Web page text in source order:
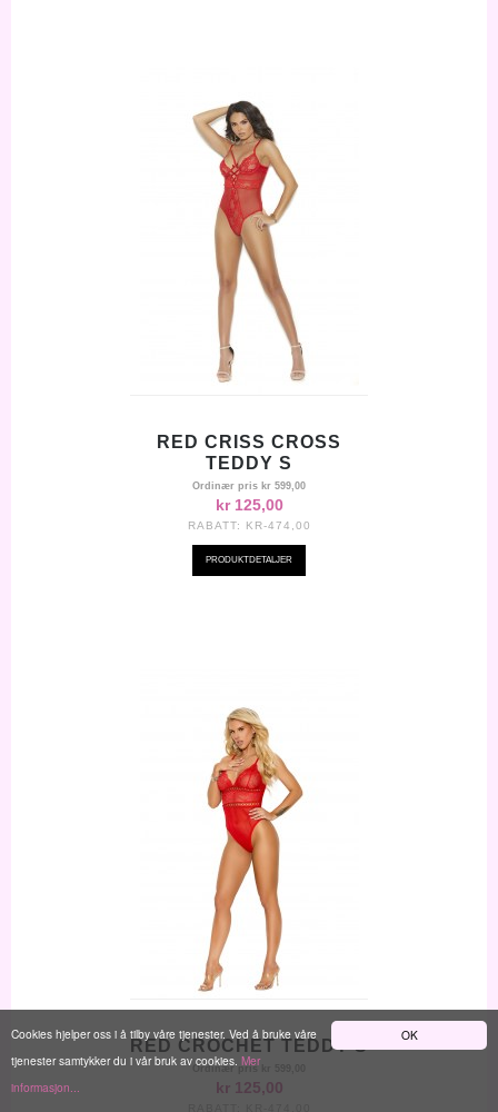
OK
Cookies hjelper oss i å tilby våre tjenester. Ved å bruke våre
tjenester samtykker du i vår bruk av cookies. Mer
informasjon...
RED CRISS CROSS
TEDDY S
Ordinær pris kr 599,00
kr 125,00
RABATT: KR-474,00
PRODUKTDETALJER
RED CROCHET TEDDY S
Ordinær pris
kr 125,00